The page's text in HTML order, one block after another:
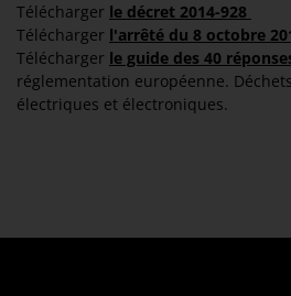
Télécharger le décret 2014-928
Télécharger l'arrêté du 8 octobre
Télécharger le guide des 40
réglementation européenne.
électriques et électroniques.